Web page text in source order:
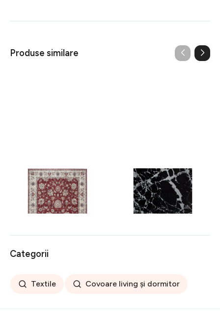
Produse similare
Covor rezistent Eko, ALT
05 - Red, Ivory, 100%
poliester, 80 x 150 cm
256 lei
Covor rezistent SM 21 -
Black, Silver XW, 80x300
441 lei
Categorii
Textile Covoare living și dormitor